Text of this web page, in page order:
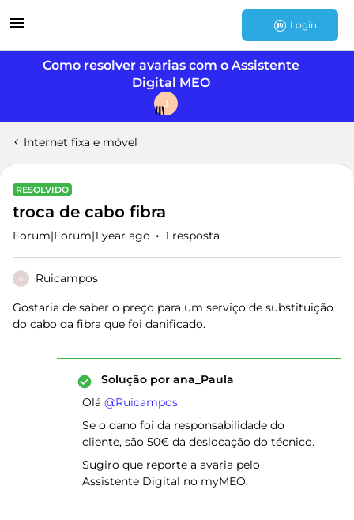
Login
Como resolver avarias com o Assistente
Digital MEO
J
Internet fixa e móvel
RESOLVIDO
troca de cabo fibra
Forum|Forum|1 year ago 1 resposta
R Ruicampos
Gostaria de saber o preço para um serviço de substituição
do cabo da fibra que foi danificado.
Solução por ana_Paula
Olá ​ @Ruicampos
Se o dano foi da responsabilidade do
cliente, são 50€ da deslocação do técnico.
Sugiro que reporte a avaria pelo
Assistente Digital no myMEO.